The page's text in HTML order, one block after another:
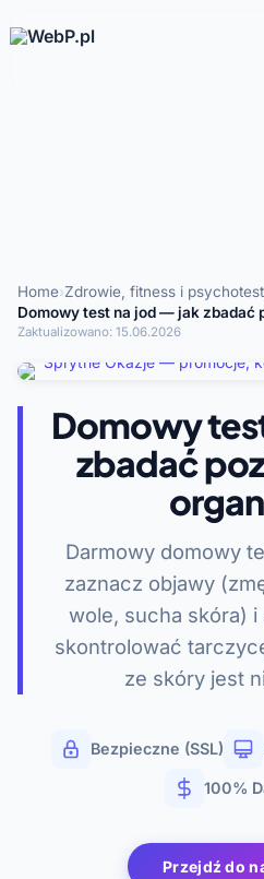
Home›Zdrowie, fitness i
Domowy test na jod — jak zbadać
Zaktualizowano: 15.06.2026
Domowy
zbadać
Darmowy domowy
zaznacz objawy
wole, sucha skóra)
skontrolować
ze skóry jest
Bezpieczne (SSL)
100%
Przejdź do